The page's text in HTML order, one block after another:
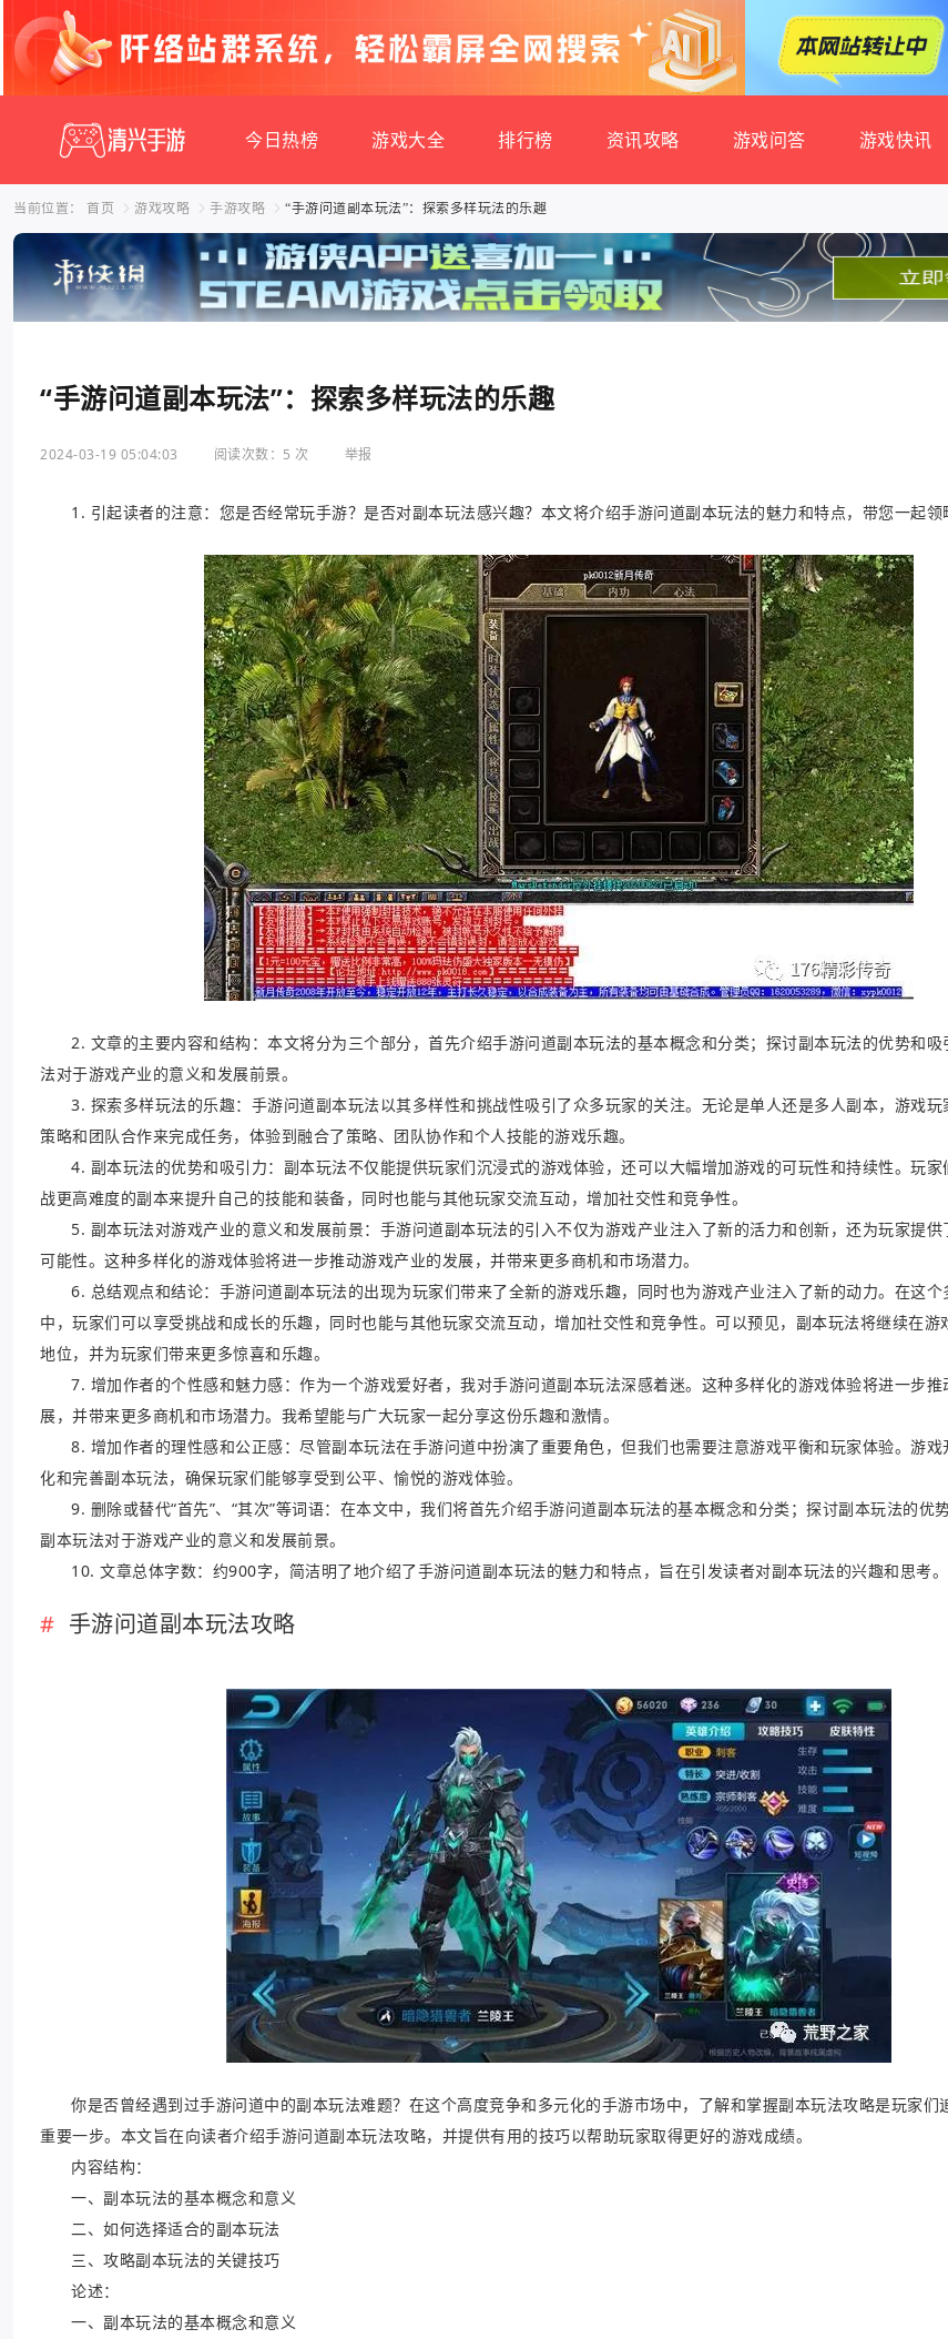
今日热榜 游戏大全 排行榜 资讯攻略 游戏问答 游戏快讯
当前位置： 首页 游戏攻略 手游攻略 “手游问道副本玩法”：探索多样玩法的乐趣
“手游问道副本玩法”：探索多样玩法的乐趣
2024-03-19 05:04:03 阅读次数：5 次 举报
1. 引起读者的注意：您是否经常玩手游？是否对副本玩法感兴趣？本文将介绍手游问道副本玩法的魅力和特点，带您一起领
2. 文章的主要内容和结构：本文将分为三个部分，首先介绍手游问道副本玩法的基本概念和分类；探讨副本玩法的优势和
法对于游戏产业的意义和发展前景。
3. 探索多样玩法的乐趣：手游问道副本玩法以其多样性和挑战性吸引了众多玩家的关注。无论是单人还是多人副本，游戏玩
策略和团队合作来完成任务，体验到融合了策略、团队协作和个人技能的游戏乐趣。
4. 副本玩法的优势和吸引力：副本玩法不仅能提供玩家们沉浸式的游戏体验，还可以大幅增加游戏的可玩性和持续性。玩
战更高难度的副本来提升自己的技能和装备，同时也能与其他玩家交流互动，增加社交性和竞争性。
5. 副本玩法对游戏产业的意义和发展前景：手游问道副本玩法的引入不仅为游戏产业注入了新的活力和创新，还为玩家提供
可能性。这种多样化的游戏体验将进一步推动游戏产业的发展，并带来更多商机和市场潜力。
6. 总结观点和结论：手游问道副本玩法的出现为玩家们带来了全新的游戏乐趣，同时也为游戏产业注入了新的动力。在这
中，玩家们可以享受挑战和成长的乐趣，同时也能与其他玩家交流互动，增加社交性和竞争性。可以预见，副本玩法将继续在游
地位，并为玩家们带来更多惊喜和乐趣。
7. 增加作者的个性感和魅力感：作为一个游戏爱好者，我对手游问道副本玩法深感着迷。这种多样化的游戏体验将进一步推
展，并带来更多商机和市场潜力。我希望能与广大玩家一起分享这份乐趣和激情。
8. 增加作者的理性感和公正感：尽管副本玩法在手游问道中扮演了重要角色，但我们也需要注意游戏平衡和玩家体验。游
化和完善副本玩法，确保玩家们能够享受到公平、愉悦的游戏体验。
9. 删除或替代“首先”、“其次”等词语：在本文中，我们将首先介绍手游问道副本玩法的基本概念和分类；探讨副本玩法的优
副本玩法对于游戏产业的意义和发展前景。
10. 文章总体字数：约900字，简洁明了地介绍了手游问道副本玩法的魅力和特点，旨在引发读者对副本玩法的兴趣和思考。
手游问道副本玩法攻略
你是否曾经遇到过手游问道中的副本玩法难题？在这个高度竞争和多元化的手游市场中，了解和掌握副本玩法攻略是玩家们
重要一步。本文旨在向读者介绍手游问道副本玩法攻略，并提供有用的技巧以帮助玩家取得更好的游戏成绩。
内容结构：
一、副本玩法的基本概念和意义
二、如何选择适合的副本玩法
三、攻略副本玩法的关键技巧
论述：
一、副本玩法的基本概念和意义